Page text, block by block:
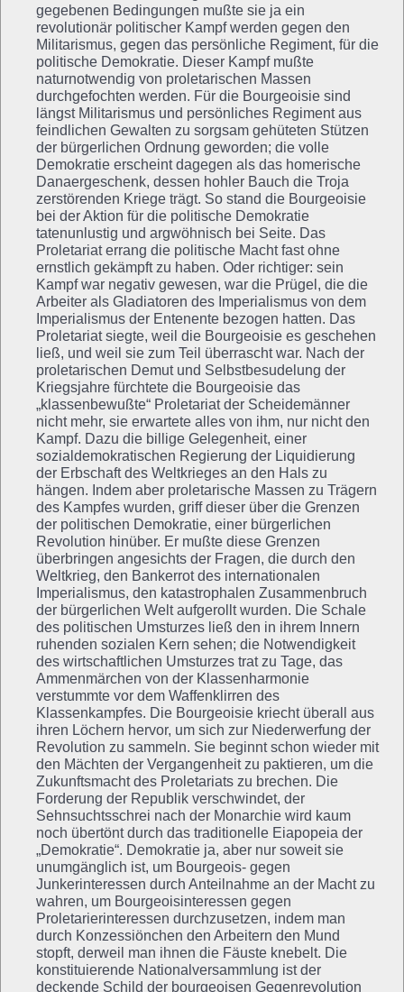
gegebenen Bedingungen mußte sie ja ein
revolutionär politischer Kampf werden gegen den
Militarismus, gegen das persönliche Regiment, für die
politische Demokratie. Dieser Kampf mußte
naturnotwendig von proletarischen Massen
durchgefochten werden. Für die Bourgeoisie sind
längst Militarismus und persönliches Regiment aus
feindlichen Gewalten zu sorgsam gehüteten Stützen
der bürgerlichen Ordnung geworden; die volle
Demokratie erscheint dagegen als das homerische
Danaergeschenk, dessen hohler Bauch die Troja
zerstörenden Kriege trägt. So stand die Bourgeoisie
bei der Aktion für die politische Demokratie
tatenunlustig und argwöhnisch bei Seite. Das
Proletariat errang die politische Macht fast ohne
ernstlich gekämpft zu haben. Oder richtiger: sein
Kampf war negativ gewesen, war die Prügel, die die
Arbeiter als Gladiatoren des Imperialismus von dem
Imperialismus der Entenente bezogen hatten. Das
Proletariat siegte, weil die Bourgeoisie es geschehen
ließ, und weil sie zum Teil überrascht war. Nach der
proletarischen Demut und Selbstbesudelung der
Kriegsjahre fürchtete die Bourgeoisie das
„klassenbewußte“ Proletariat der Scheidemänner
nicht mehr, sie erwartete alles von ihm, nur nicht den
Kampf. Dazu die billige Gelegenheit, einer
sozialdemokratischen Regierung der Liquidierung
der Erbschaft des Weltkrieges an den Hals zu
hängen. Indem aber proletarische Massen zu Trägern
des Kampfes wurden, griff dieser über die Grenzen
der politischen Demokratie, einer bürgerlichen
Revolution hinüber. Er mußte diese Grenzen
überbringen angesichts der Fragen, die durch den
Weltkrieg, den Bankerrot des internationalen
Imperialismus, den katastrophalen Zusammenbruch
der bürgerlichen Welt aufgerollt wurden. Die Schale
des politischen Umsturzes ließ den in ihrem Innern
ruhenden sozialen Kern sehen; die Notwendigkeit
des wirtschaftlichen Umsturzes trat zu Tage, das
Ammenmärchen von der Klassenharmonie
verstummte vor dem Waffenklirren des
Klassenkampfes. Die Bourgeoisie kriecht überall aus
ihren Löchern hervor, um sich zur Niederwerfung der
Revolution zu sammeln. Sie beginnt schon wieder mit
den Mächten der Vergangenheit zu paktieren, um die
Zukunftsmacht des Proletariats zu brechen. Die
Forderung der Republik verschwindet, der
Sehnsuchtsschrei nach der Monarchie wird kaum
noch übertönt durch das traditionelle Eiapopeia der
„Demokratie“. Demokratie ja, aber nur soweit sie
unumgänglich ist, um Bourgeois- gegen
Junkerinteressen durch Anteilnahme an der Macht zu
wahren, um Bourgeoisinteressen gegen
Proletarierinteressen durchzusetzen, indem man
durch Konzessiönchen den Arbeitern den Mund
stopft, derweil man ihnen die Fäuste knebelt. Die
konstituierende Nationalversammlung ist der
deckende Schild der bourgeoisen Gegenrevolution